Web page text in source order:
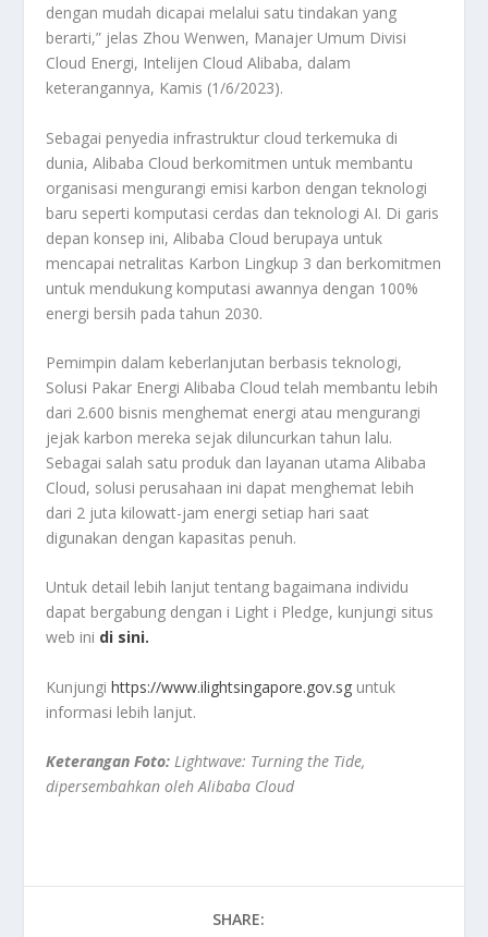
dengan mudah dicapai melalui satu tindakan yang
berarti,” jelas Zhou Wenwen, Manajer Umum Divisi
Cloud Energi, Intelijen Cloud Alibaba, dalam
keterangannya, Kamis (1/6/2023).
Sebagai penyedia infrastruktur cloud terkemuka di
dunia, Alibaba Cloud berkomitmen untuk membantu
organisasi mengurangi emisi karbon dengan teknologi
baru seperti komputasi cerdas dan teknologi AI. Di garis
depan konsep ini, Alibaba Cloud berupaya untuk
mencapai netralitas Karbon Lingkup 3 dan berkomitmen
untuk mendukung komputasi awannya dengan 100%
energi bersih pada tahun 2030.
Pemimpin dalam keberlanjutan berbasis teknologi,
Solusi Pakar Energi Alibaba Cloud telah membantu lebih
dari 2.600 bisnis menghemat energi atau mengurangi
jejak karbon mereka sejak diluncurkan tahun lalu.
Sebagai salah satu produk dan layanan utama Alibaba
Cloud, solusi perusahaan ini dapat menghemat lebih
dari 2 juta kilowatt-jam energi setiap hari saat
digunakan dengan kapasitas penuh.
Untuk detail lebih lanjut tentang bagaimana individu
dapat bergabung dengan i Light i Pledge, kunjungi situs
web ini di sini.
Kunjungihttps://www.ilightsingapore.gov.sg untuk
informasi lebih lanjut.
Keterangan Foto: Lightwave: Turning the Tide,
dipersembahkan oleh Alibaba Cloud
SHARE: